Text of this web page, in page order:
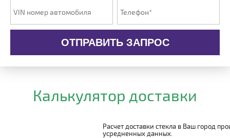
ОТПРАВИТЬ ЗАПРОС
Калькулятор доставки
Расчет доставки стекла в Ваш город
усредненных данных.